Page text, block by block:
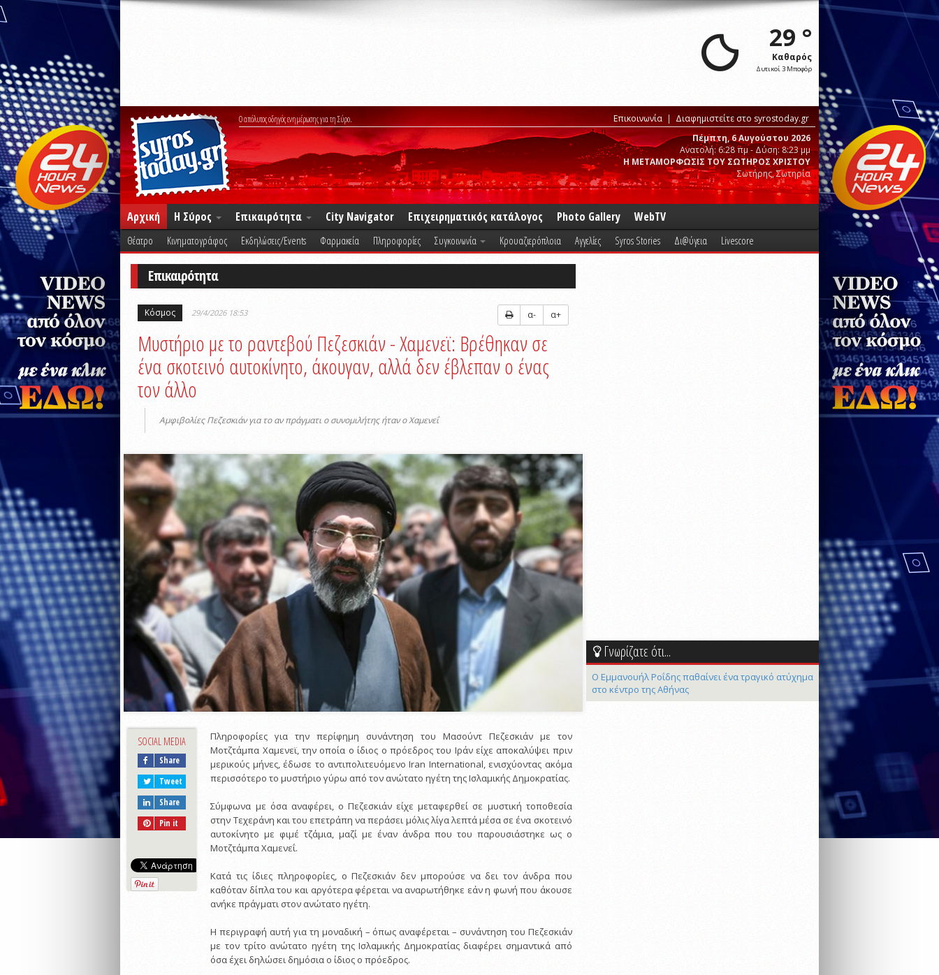
29 °
Καθαρός
Δυτικοί 3 Μποφόρ
Ο απόλυτος οδηγός ενημέρωσης για τη Σύρο. Επικοινωνία
Διαφημιστείτε στο syrostoday.gr
Πέμπτη, 6 Αυγούστου 2026
Ανατολή: 6:28 πμ - Δύση: 8:23 μμ
Η ΜΕΤΑΜΟΡΦΩΣΙΣ ΤΟΥ ΣΩΤΗΡΟΣ ΧΡΙΣΤΟΥ
Σωτήρης, Σωτηρία
Αρχική Η Σύρος Επικαιρότητα City Navigator Επιχειρηματικός κατάλογος Photo Gallery WebTV
Θέατρο Κινηματογράφος Εκδηλώσεις/Events Φαρμακεία Πληροφορίες Συγκοινωνία Κρουαζιερόπλοια Αγγελίες Syros Stories Δι@ύγεια Livescore
Επικαιρότητα
Κόσμος 29/4/2026 18:53 α- α+
Μυστήριο με το ραντεβού Πεζεσκιάν - Χαμενεϊ: Βρέθηκαν σε
ένα σκοτεινό αυτοκίνητο, άκουγαν, αλλά δεν έβλεπαν ο ένας
τον άλλο
Αμφιβολίες Πεζεσκιάν για το αν πράγματι ο συνομιλήτης ήταν ο Χαμενεΐ
SOCIAL MEDIA
Share
Tweet
Share
Pin it
Πληροφορίες για την περίφημη συνάντηση του Μασούντ Πεζεσκιάν με τον
Μοτζτάμπα Χαμενεϊ, την οποία ο ίδιος ο πρόεδρος του Ιράν είχε αποκαλύψει πριν
μερικούς μήνες, έδωσε το αντιπολιτευόμενο Iran International, ενισχύοντας ακόμα
περισσότερο το μυστήριο γύρω από τον ανώτατο ηγέτη της Ισλαμικής Δημοκρατίας.
Σύμφωνα με όσα αναφέρει, ο Πεζεσκιάν είχε μεταφερθεί σε μυστική τοποθεσία
στην Τεχεράνη και του επετράπη να περάσει μόλις λίγα λεπτά μέσα σε ένα σκοτεινό
αυτοκίνητο με φιμέ τζάμια, μαζί με έναν άνδρα που του παρουσιάστηκε ως ο
Μοτζτάμπα Χαμενεΐ.
Κατά τις ίδιες πληροφορίες, ο Πεζεσκιάν δεν μπορούσε να δει τον άνδρα που
καθόταν δίπλα του και αργότερα φέρεται να αναρωτήθηκε εάν η φωνή που άκουσε
ανήκε πράγματι στον ανώτατο ηγέτη.
Η περιγραφή αυτή για τη μοναδική – όπως αναφέρεται – συνάντηση του Πεζεσκιάν
με τον τρίτο ανώτατο ηγέτη της Ισλαμικής Δημοκρατίας διαφέρει σημαντικά από
όσα έχει δηλώσει δημόσια ο ίδιος ο πρόεδρος.
Γνωρίζατε ότι...
Ο Εμμανουήλ Ροΐδης παθαίνει ένα τραγικό ατύχημα
στο κέντρο της Αθήνας